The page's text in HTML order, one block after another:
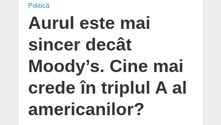
Politică
Aurul este mai
sincer decât
Moody’s. Cine mai
crede în triplul A al
americanilor?